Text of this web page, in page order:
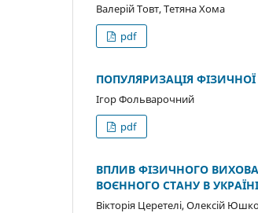
Валерій Товт, Тетяна Хома
pdf
ПОПУЛЯРИЗАЦІЯ
Ігор Фольварочний
pdf
ВПЛИВ ФІЗИЧНОГО
ВОЄННОГО СТАНУ В УКРАЇНІ
Вікторія Церетелі, Олексій